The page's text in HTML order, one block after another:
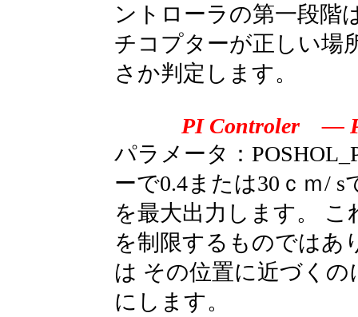
ントローラの第一段階
チコプターが正しい場
さか判定します。
PI Controler ―
パラメータ：
ーで0.4または30ｃｍ/
を最大出力します。
を制限するものではあ
は その位置に近づく
にします。